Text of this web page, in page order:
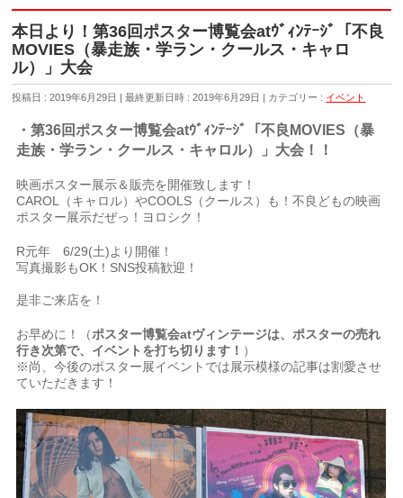
本日より！第36回ポスター博覧会atｳﾞｨﾝﾃｰｼﾞ「不良
MOVIES（暴走族・学ラン・クールス・キャロ
ル）」大会
投稿日 : 2019年6月29日 最終更新日時 : 2019年6月29日 カテゴリー : イベント
・第36回ポスター博覧会atｳﾞｨﾝﾃｰｼﾞ「不良MOVIES（暴
走族・学ラン・クールス・キャロル）」大会 ！ ！
映画ポスター展示＆販売を開催致します！
CAROL（キャロル）やCOOLS（クールス）も！不良どもの映画
ポスター展示だぜっ！ヨロシク！
R元年 6/29(土)より開催！
写真撮影もOK！SNS投稿歓迎！
是非ご来店を！
お早めに！（ポスター博覧会atヴィンテージは、ポスターの売れ
行き次第で、イベントを打ち切ります！ ）
※尚、今後のポスター展イベントでは展示模様の記事は割愛させ
ていただきます！